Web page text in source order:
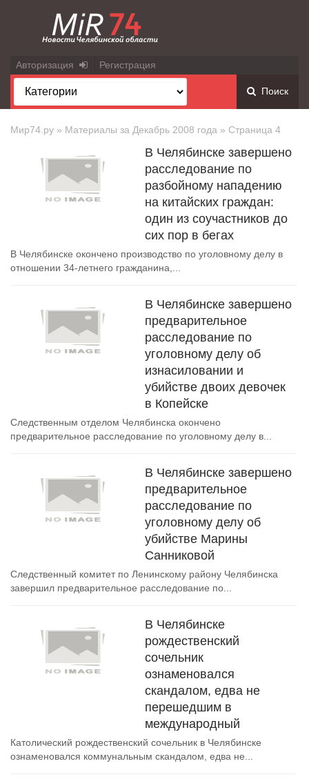
Авторизация Регистрация
Поиск
Мир74.ру » Материалы за Декабрь 2008 года » Страница 4
В Челябинске завершено
расследование по
разбойному нападению
на китайских граждан:
один из соучастников до
сих пор в бегах
В Челябинске окончено производство по уголовному делу в
отношении 34-летнего гражданина,...
В Челябинске завершено
предварительное
расследование по
уголовному делу об
изнасиловании и
убийстве двоих девочек
в Копейске
Следственным отделом Челябинска окончено
предварительное расследование по уголовному делу в...
В Челябинске завершено
предварительное
расследование по
уголовному делу об
убийстве Марины
Санниковой
Следственный комитет по Ленинскому району Челябинска
завершил предварительное расследование по...
В Челябинске
рождественский
сочельник
ознаменовался
скандалом, едва не
перешедшим в
международный
Католический рождественский сочельник в Челябинске
ознаменовался коммунальным скандалом, едва не...